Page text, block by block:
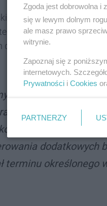
Zarząd Dróg i Mostów
zakończenia
z wykonawcą datę
i zgłoszenia ich do
realizacji
dodatkowych
terminu określonego
Zgoda jest dobrowolna
się w lewym dolnym
ale masz prawo
witrynie.
Zapoznaj się z
internetowych.
Prywatności i Cookies
PARTNERZY